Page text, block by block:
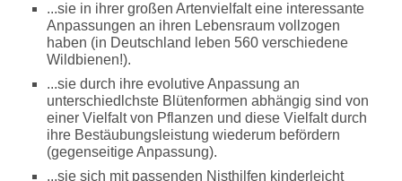
Skulpturenpark
Seminarwiese
Laudato
katholische
Heilige
...sie in ihrer großen Artenvielfalt eine interessante
Anpassungen an ihren Lebensraum vollzogen
haben (in Deutschland leben 560 verschiedene
Wildbienen!).
...sie durch ihre evolutive Anpassung an
unterschiedlchste Blütenformen abhängig sind von
einer Vielfalt von Pflanzen und diese Vielfalt durch
ihre Bestäubungsleistung wiederum befördern
(gegenseitige Anpassung).
...sie sich mit passenden Nisthilfen kinderleicht